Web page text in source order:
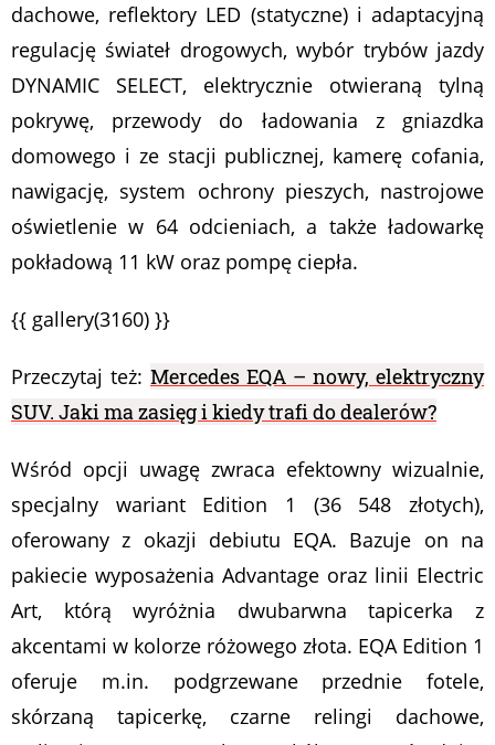
dachowe, reflektory LED (statyczne) i adaptacyjną
regulację świateł drogowych, wybór trybów jazdy
DYNAMIC SELECT, elektrycznie otwieraną tylną
pokrywę, przewody do ładowania z gniazdka
domowego i ze stacji publicznej, kamerę cofania,
nawigację, system ochrony pieszych, nastrojowe
oświetlenie w 64 odcieniach, a także ładowarkę
pokładową 11 kW oraz pompę ciepła.
{{ gallery(3160) }}
Przeczytaj też: Mercedes EQA – nowy, elektryczny
SUV. Jaki ma zasięg i kiedy trafi do dealerów?
Wśród opcji uwagę zwraca efektowny wizualnie,
specjalny wariant Edition 1 (36 548 złotych),
oferowany z okazji debiutu EQA. Bazuje on na
pakiecie wyposażenia Advantage oraz linii Electric
Art, którą wyróżnia dwubarwna tapicerka z
akcentami w kolorze różowego złota. EQA Edition 1
oferuje m.in. podgrzewane przednie fotele,
skórzaną tapicerkę, czarne relingi dachowe,